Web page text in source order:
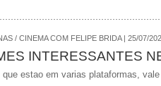
/ CINEMA COM FELIPE BRIDA | 25/07/
INTERESSANTES
que estao em varias plataformas,